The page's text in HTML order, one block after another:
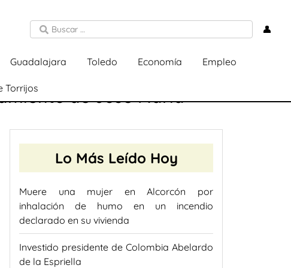
👤
Guadalajara Toledo Economía Empleo
Torrijos
de José María
Lo Más Leído Hoy
Muere una mujer en Alcorcón por
inhalación de humo en un incendio
declarado en su vivienda
Investido presidente de Colombia Abelardo
de la Espriella